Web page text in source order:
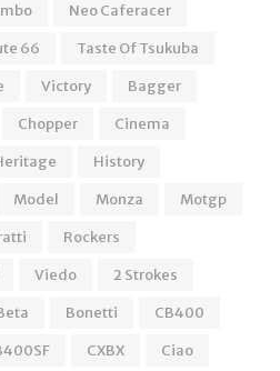
Neo Caferacer
66
Taste Of Tsukuba
Victory
Bagger
Chopper
Cinema
History
Model Monza
Motgp
Rockers
Viedo
2 Strokes
Bonetti
CB400
CXBX Ciao